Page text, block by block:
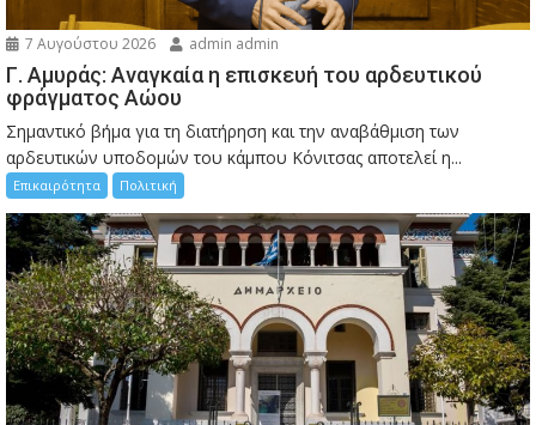
7 Αυγούστου 2026 admin admin
Γ. Αμυράς: Αναγκαία η επισκευή του αρδευτικού
φράγματος Αώου
Σημαντικό βήμα για τη διατήρηση και την αναβάθμιση των
αρδευτικών υποδομών του κάμπου Κόνιτσας αποτελεί η...
Επικαιρότητα Πολιτική